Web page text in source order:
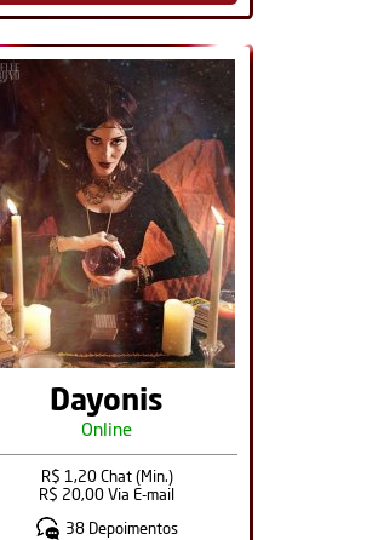
Dayonis
Online
R$ 1,20 Chat (Min.)
R$ 20,00 Via E-mail
38 Depoimentos